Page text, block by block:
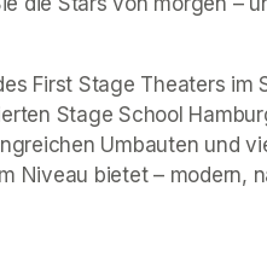
First Stage Theaters im
Stage School
Umbauten und
Niveau bietet – modern,